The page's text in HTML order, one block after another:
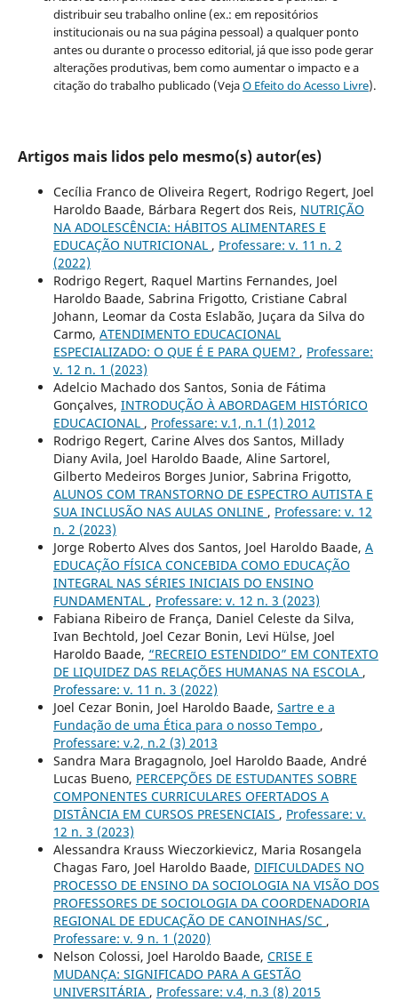
distribuir seu trabalho online (ex.: em repositórios
institucionais ou na sua página pessoal) a qualquer ponto
antes ou durante o processo editorial, já que isso pode gerar
alterações produtivas, bem como aumentar o impacto e a
citação do trabalho publicado (VejaO Efeito do Acesso Livre).
Artigos mais lidos pelo mesmo(s) autor(es)
Cecília Franco de Oliveira Regert, Rodrigo Regert, Joel
Haroldo Baade, Bárbara Regert dos Reis, NUTRIÇÃO
NA ADOLESCÊNCIA: HÁBITOS ALIMENTARES E
EDUCAÇÃO NUTRICIONAL , Professare: v. 11 n. 2
(2022)
Rodrigo Regert, Raquel Martins Fernandes, Joel
Haroldo Baade, Sabrina Frigotto, Cristiane Cabral
Johann, Leomar da Costa Eslabão, Juçara da Silva do
Carmo, ATENDIMENTO EDUCACIONAL
ESPECIALIZADO: O QUE É E PARA QUEM? , Professare:
v. 12 n. 1 (2023)
Adelcio Machado dos Santos, Sonia de Fátima
Gonçalves, INTRODUÇÃO À ABORDAGEM HISTÓRICO
EDUCACIONAL , Professare: v.1, n.1 (1) 2012
Rodrigo Regert, Carine Alves dos Santos, Millady
Diany Avila, Joel Haroldo Baade, Aline Sartorel,
Gilberto Medeiros Borges Junior, Sabrina Frigotto,
ALUNOS COM TRANSTORNO DE ESPECTRO AUTISTA E
SUA INCLUSÃO NAS AULAS ONLINE , Professare: v. 12
n. 2 (2023)
Jorge Roberto Alves dos Santos, Joel Haroldo Baade, A
EDUCAÇÃO FÍSICA CONCEBIDA COMO EDUCAÇÃO
INTEGRAL NAS SÉRIES INICIAIS DO ENSINO
FUNDAMENTAL , Professare: v. 12 n. 3 (2023)
Fabiana Ribeiro de França, Daniel Celeste da Silva,
Ivan Bechtold, Joel Cezar Bonin, Levi Hülse, Joel
Haroldo Baade, “RECREIO ESTENDIDO” EM CONTEXTO
DE LIQUIDEZ DAS RELAÇÕES HUMANAS NA ESCOLA ,
Professare: v. 11 n. 3 (2022)
Joel Cezar Bonin, Joel Haroldo Baade, Sartre e a
Fundação de uma Ética para o nosso Tempo ,
Professare: v.2, n.2 (3) 2013
Sandra Mara Bragagnolo, Joel Haroldo Baade, André
Lucas Bueno, PERCEPÇÕES DE ESTUDANTES SOBRE
COMPONENTES CURRICULARES OFERTADOS A
DISTÂNCIA EM CURSOS PRESENCIAIS , Professare: v.
12 n. 3 (2023)
Alessandra Krauss Wieczorkievicz, Maria Rosangela
Chagas Faro, Joel Haroldo Baade, DIFICULDADES NO
PROCESSO DE ENSINO DA SOCIOLOGIA NA VISÃO DOS
PROFESSORES DE SOCIOLOGIA DA COORDENADORIA
REGIONAL DE EDUCAÇÃO DE CANOINHAS/SC ,
Professare: v. 9 n. 1 (2020)
Nelson Colossi, Joel Haroldo Baade, CRISE E
MUDANÇA: SIGNIFICADO PARA A GESTÃO
UNIVERSITÁRIA , Professare: v.4, n.3 (8) 2015